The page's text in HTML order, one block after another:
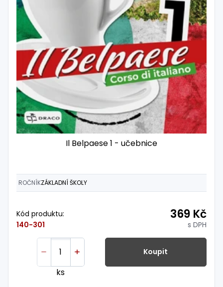
Il Belpaese 1 - učebnice
ROČNÍKZÁKLADNÍ ŠKOLY
Kód produktu:
140-301
369 Kč
s DPH
ks
Koupit